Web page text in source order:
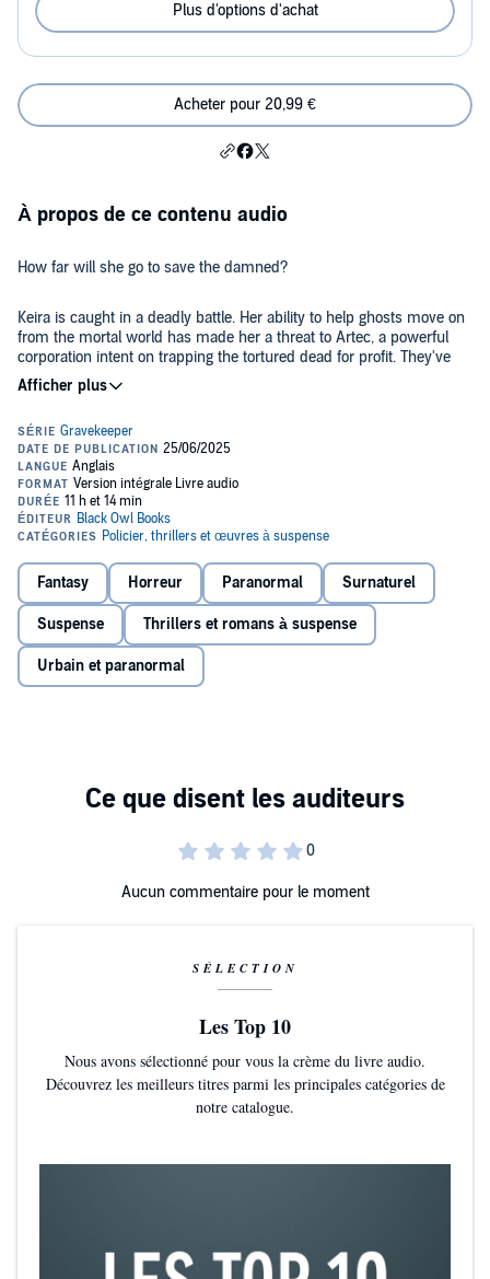
Plus d'options d'achat
Acheter pour 20,99 €
À propos de ce contenu audio
How far will she go to save the damned?
Keira is caught in a deadly battle. Her ability to help ghosts move on
from the mortal world has made her a threat to Artec, a powerful
corporation intent on trapping the tortured dead for profit. They've
been tracking her for years and now, finally, there's nowhere left for
her to run.
Artec fears Keira and everything she's capable of. They will stop at
nothing to eliminate her-including sending armed men after
everyone she holds dear.
Desperate and quickly running out of time, Keira races to hone her
abilities as she searches for a way to destroy the twisted
friends have offered to follow wherever she leads, even if that
means a direct strike deep into the heart of Artec's central base...and
to the certain death waiting for them there.
©2025 Black Owl Books (P)2025 Black Owl Books
Fantasy Horreur Paranormal Surnaturel
Suspense Thrillers et romans à suspense
Urbain et paranormal
Aucun commentaire pour le moment
SÉLECTION
Les Top 10
Nous avons sélectionné pour vous la crème du livre audio.
Découvrez les meilleurs titres parmi les principales catégories de
notre catalogue.